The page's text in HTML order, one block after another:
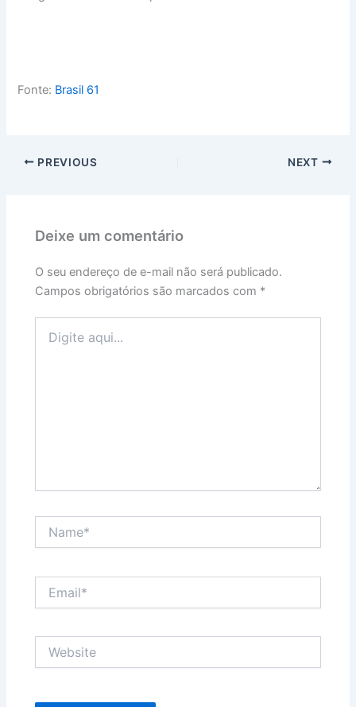
Fonte: Brasil 61
PREVIOUS NEXT
Deixe um comentário
O seu endereço de e-mail não será publicado.
Campos obrigatórios são marcados com *
aqui...